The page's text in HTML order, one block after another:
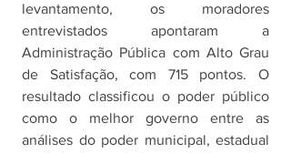
levantamento, os moradores
entrevistados apontaram a
Administração Pública com Alto Grau
de Satisfação, com 715 pontos. O
resultado classificou o poder público
como o melhor governo entre as
análises do poder municipal, estadual